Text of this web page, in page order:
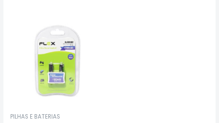
PILHAS E BATERIAS